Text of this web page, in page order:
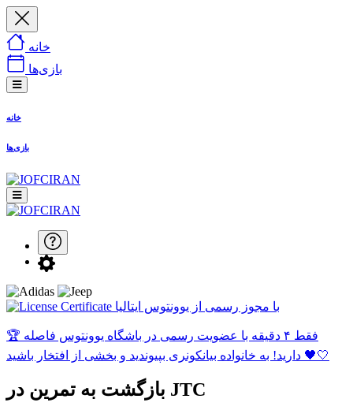
خانه
بازی‌ها
خانه
بازی‌ها
با مجوز رسمی از یوونتوس ایتالیا
🏆 فقط ۴ دقیقه با عضویت رسمی در باشگاه یوونتوس فاصله
دارید! به خانواده بیانکونری بپیوندید و بخشی از افتخار باشید 🖤🤍
بازگشت به تمرین در JTC